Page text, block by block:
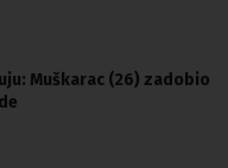
Muškarac (26) zadobio